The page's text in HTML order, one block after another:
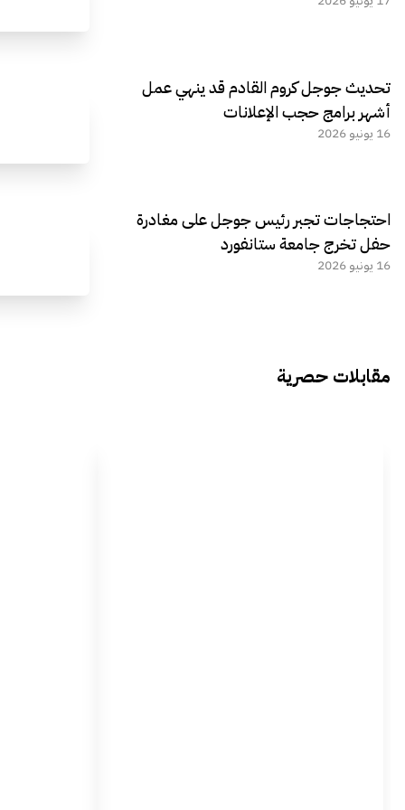
تحديث جوجل كروم القادم قد ينهي عمل
أشهر برامج حجب الإعلانات
16 يونيو 2026
احتجاجات تجبر رئيس جوجل على مغادرة
حفل تخرج جامعة ستانفورد
16 يونيو 2026
مقابلات حصرية